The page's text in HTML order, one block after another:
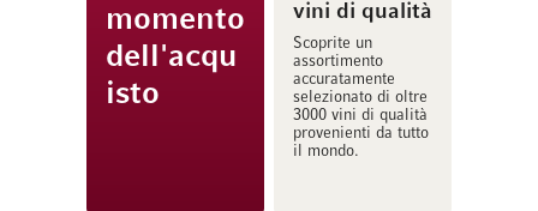
momento
dell'acqu
isto
vini di qualità
Scoprite un
assortimento
accuratamente
selezionato di oltre
3000 vini di qualità
provenienti da tutto
il mondo.